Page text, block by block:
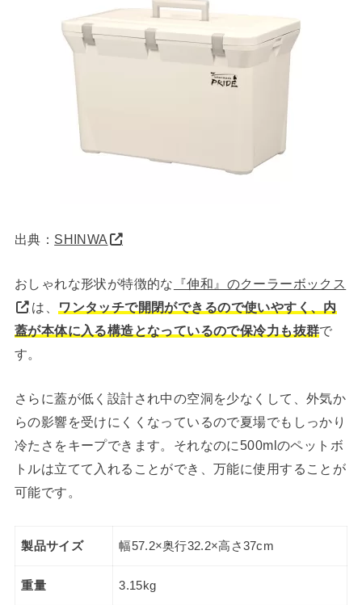
出典： SHINWA
おしゃれな形状が特徴的な
『伸和』のクーラーボックス
は、
ワンタッチで開閉ができるので使いやすく、内
蓋が本体に入る構造となっているので保冷力も抜群で
す。
さらに蓋が低く設計され中の空洞を少なくして、外気か
らの影響を受けにくくなっているので夏場でもしっかり
冷たさをキープできます。それなのに500mlのペットボ
トルは立てて入れることができ、万能に使用することが
可能です。
製品サイズ 幅57.2×奥行32.2×高さ37cm
重量 3.15kg